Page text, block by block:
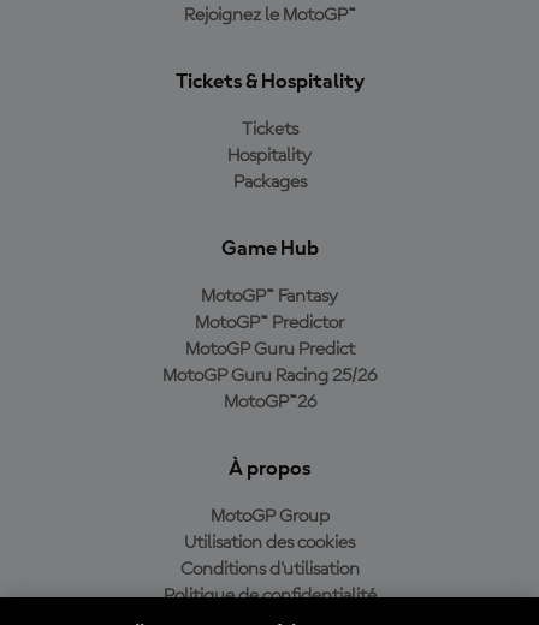
Rejoignez le MotoGP™
Tickets & Hospitality
Tickets
Hospitality
Packages
Game Hub
MotoGP™ Fantasy
MotoGP™ Predictor
MotoGP Guru Predict
MotoGP Guru Racing 25/26
MotoGP™26
À propos
MotoGP Group
Utilisation des cookies
Conditions d'utilisation
Politique de confidentialité